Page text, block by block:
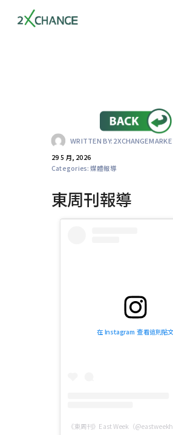
WRITTEN BY:
29 5 月, 2026
Categories:媒體報導
東周刊報導
在 Instagram 查看這則貼文